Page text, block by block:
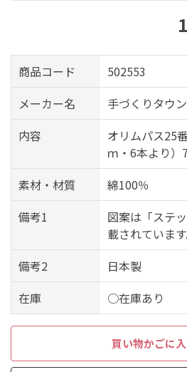
商品コード
502553
メーカー名
手づくりタウン
内容
オリムパス25
ｍ・6本より
素材・材質
綿100％
備考1
図案は「ステ
載されています
備考2
日本製
在庫
○在庫あり
買い物かごに